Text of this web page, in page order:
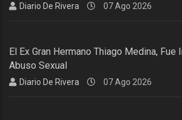
Diario De Rivera 07 Ago 2026
El Ex Gran Hermano Thiago Medina, Fue
Abuso Sexual
Diario De Rivera 07 Ago 2026